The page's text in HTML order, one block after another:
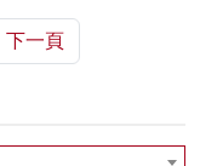
下一頁